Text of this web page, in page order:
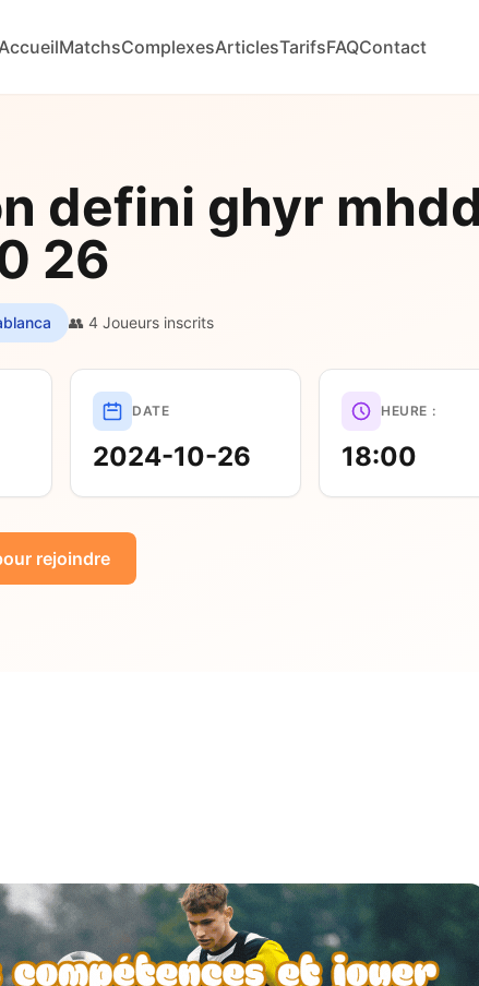
MatchsComplexesArticlesTarifsFAQContact
defini ghyr
26
👥 4 Joueurs inscrits
DATE
2024-10-26
HEURE :
18:00
rejoindre